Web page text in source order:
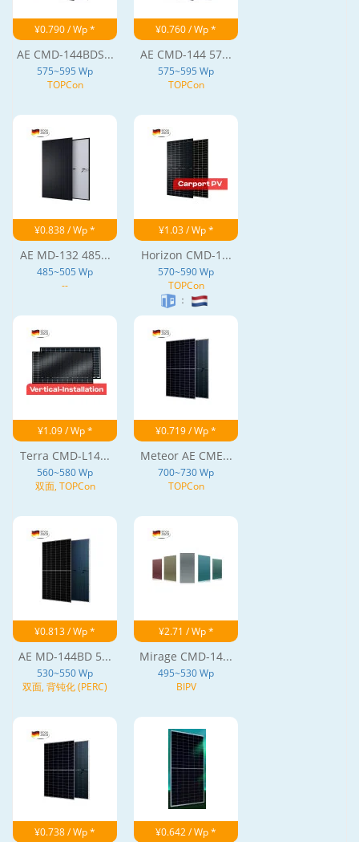
¥0.790 / Wp *
AE CMD-144BDS...
575~595 Wp
TOPCon
¥0.760 / Wp *
AE CMD-144 57...
575~595 Wp
TOPCon
¥0.838 / Wp *
AE MD-132 485...
485~505 Wp
--
¥1.03 / Wp *
Horizon CMD-1...
570~590 Wp
TOPCon
：
¥1.09 / Wp *
Terra CMD-L14...
560~580 Wp
双面, TOPCon
¥0.719 / Wp *
Meteor AE CME...
700~730 Wp
TOPCon
¥0.813 / Wp *
AE MD-144BD 5...
530~550 Wp
双面, 背钝化 (PERC)
¥2.71 / Wp *
Mirage CMD-14...
495~530 Wp
BIPV
¥0.738 / Wp * ¥0.642 / Wp *